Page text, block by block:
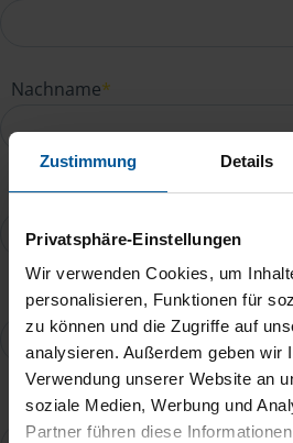
Zustimmung Details
Privatsphäre-Einstellungen
Wir verwenden Cookies, um
personalisieren, Funktionen für
zu können und die Zugriffe auf
analysieren. Außerdem geben wir
Verwendung unserer Website an
soziale Medien, Werbung und
Partner führen diese
Nachname*
E-Mail*
Telefonnummer
Ihre Nachricht an Katharina